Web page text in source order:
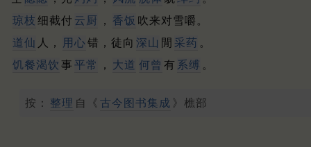
琼枝 细截付 云厨 ， 香饭 吹来对雪嚼。
道仙 人， 用心错，徒向 深山 閒 采药 。
饥餐渴饮 事 平常 ， 大道 何曾 有 系缚 。
按： 整理 自《 古今图书集成 》樵部